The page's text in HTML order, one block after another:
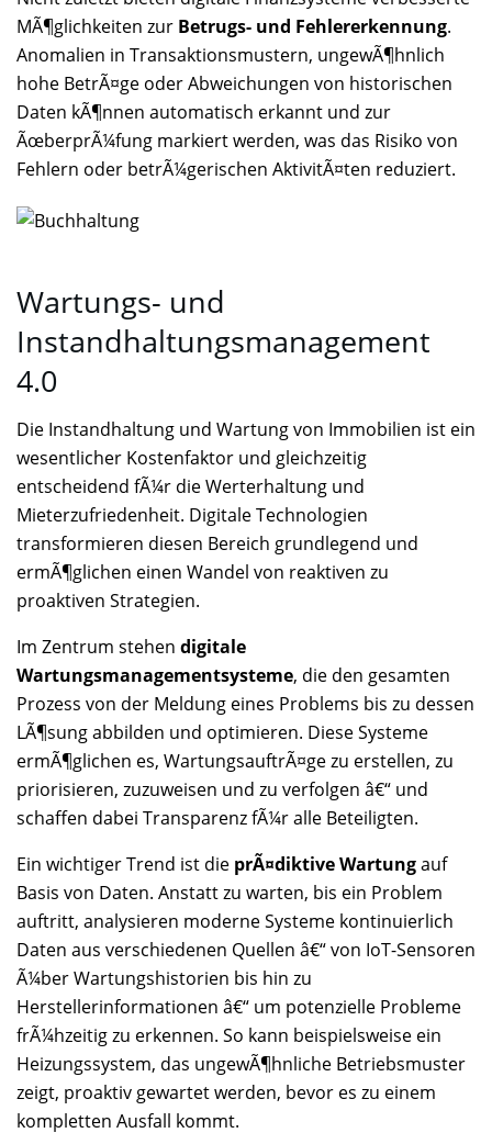
MÃ¶glichkeiten zur Betrugs- und Fehlererkennung.
Anomalien in Transaktionsmustern, ungewÃ¶hnlich
hohe BetrÃ¤ge oder Abweichungen von historischen
Daten kÃ¶nnen automatisch erkannt und zur
ÃœberprÃ¼fung markiert werden, was das Risiko von
Fehlern oder betrÃ¼gerischen AktivitÃ¤ten reduziert.
Wartungs- und
Instandhaltungsmanagement
4.0
Die Instandhaltung und Wartung von Immobilien ist ein
wesentlicher Kostenfaktor und gleichzeitig
entscheidend fÃ¼r die Werterhaltung und
Mieterzufriedenheit. Digitale Technologien
transformieren diesen Bereich grundlegend und
ermÃ¶glichen einen Wandel von reaktiven zu
proaktiven Strategien.
Im Zentrum stehen digitale
Wartungsmanagementsysteme, die den gesamten
Prozess von der Meldung eines Problems bis zu dessen
LÃ¶sung abbilden und optimieren. Diese Systeme
ermÃ¶glichen es, WartungsauftrÃ¤ge zu erstellen, zu
priorisieren, zuzuweisen und zu verfolgen â€“ und
schaffen dabei Transparenz fÃ¼r alle Beteiligten.
Ein wichtiger Trend ist die prÃ¤diktive Wartungauf
Basis von Daten. Anstatt zu warten, bis ein Problem
auftritt, analysieren moderne Systeme kontinuierlich
Daten aus verschiedenen Quellen â€“ von IoT-Sensoren
Ã¼ber Wartungshistorien bis hin zu
Herstellerinformationen â€“ um potenzielle Probleme
frÃ¼hzeitig zu erkennen. So kann beispielsweise ein
Heizungssystem, das ungewÃ¶hnliche Betriebsmuster
zeigt, proaktiv gewartet werden, bevor es zu einem
kompletten Ausfall kommt.